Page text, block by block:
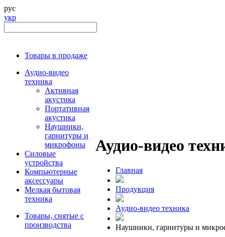
рус
укр
Товары в продаже
Аудио-видео
техника
Активная
акустика
Портативная
акустика
Наушники,
гарнитуры и
микрофоны
Силовые
устройства
Компьютерные
аксессуары
Мелкая бытовая
техника
Товары, снятые с
производства
Аудио-видео
Главная
Продукция
Аудио-видео техника
Наушники, гарнитуры и